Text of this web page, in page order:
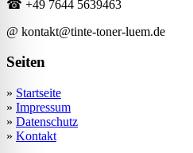
☎ +49 7644 5639463
@ kontakt@tinte-toner-luem.de
Seiten
» Startseite
» Impressum
» Datenschutz
» Kontakt